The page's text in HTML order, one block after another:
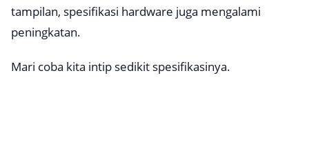
tampilan, spesifikasi hardware juga mengalami
peningkatan.
Mari coba kita intip sedikit spesifikasinya.